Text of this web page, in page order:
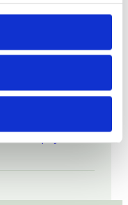
relasjoner
utsatt kona for
med psykisk